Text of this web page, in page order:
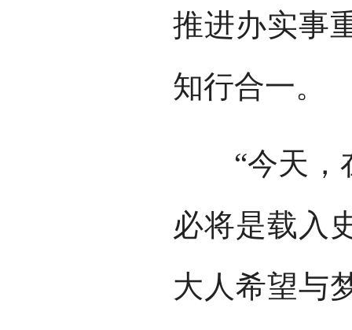
推进办实事
知行合一。
“今天，在
必将是载入
大人希望与